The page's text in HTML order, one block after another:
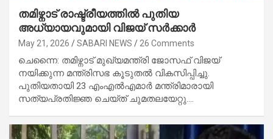
തമിഴ്നാട് രാഷ്ട്രീയത്തിൽ പുതിയ
അധ്യായവുമായി വിജയ് സർക്കാർ
May 21, 2026 SABARI NEWS 26 Comments
ചെന്നൈ: തമിഴ്നാട് മുഖ്യമന്ത്രി ജോസഫ് വിജയ്
നയിക്കുന്ന മന്ത്രിസഭ കൂടുതൽ വികസിപ്പിച്ചു.
പുതിയതായി 23 എംഎൽഎമാർ മന്ത്രിമാരായി
സത്യപ്രതിജ്ഞ ചെയ്ത് ചുമതലയേറ്റു.…